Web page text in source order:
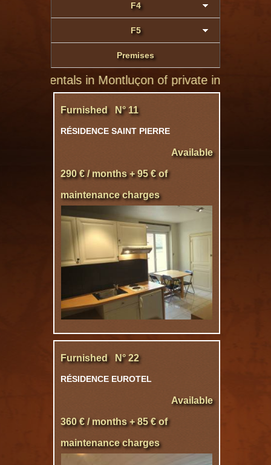
F4
F5
Premises
private individuals
Furnished N° 11
RÉSIDENCE SAINT PIERRE
Available
290 € / months + 95 € of
maintenance charges
Furnished N° 22
RÉSIDENCE EUROTEL
Available
360 € / months + 85 € of
maintenance charges